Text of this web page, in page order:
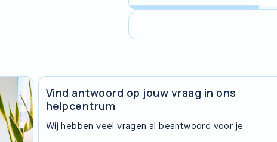
Vind antwoord op jouw vraag in ons
helpcentrum
Wij hebben veel vragen al beantwoord voor je.